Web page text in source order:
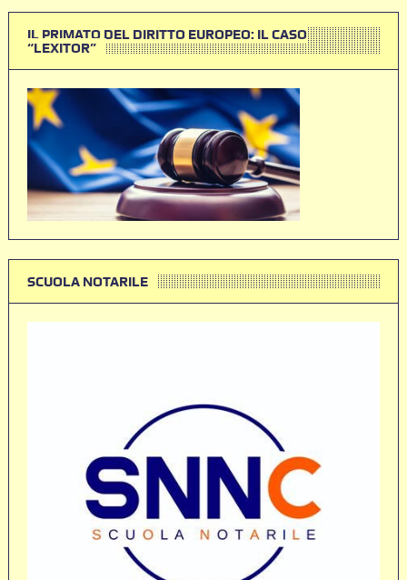
IL PRIMATO DEL DIRITTO EUROPEO: IL CASO
“LEXITOR”
SCUOLA NOTARILE